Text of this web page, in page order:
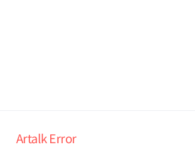
Artalk Error